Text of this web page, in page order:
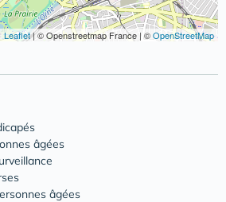
Leaflet|© Openstreetmap France | ©OpenStreetMap
âgées
âgées